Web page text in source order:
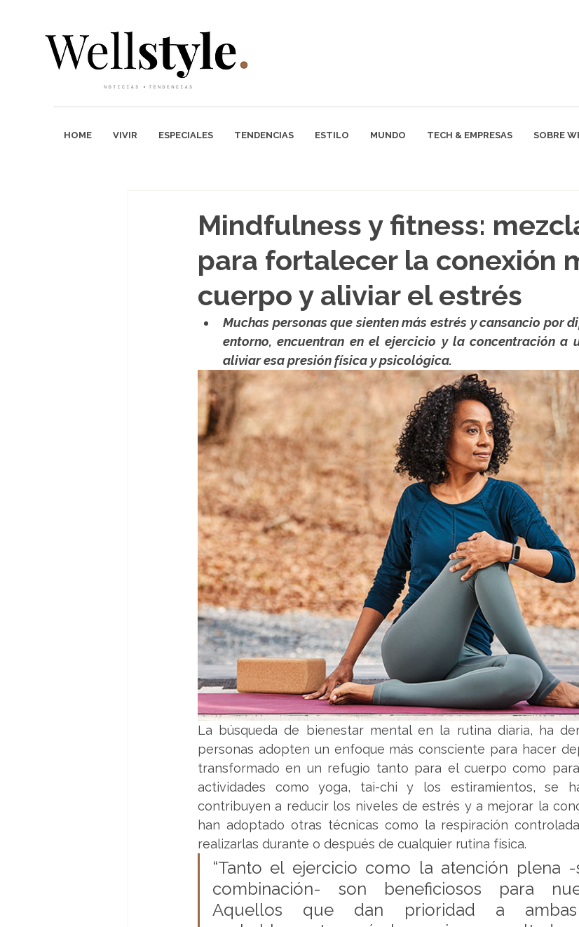
HOME VIVIR ESPECIALES TENDENCIAS ESTILO MUNDO TECH & EMPRESAS SOBRE
Mindfulness y fitness:
para fortalecer la conexión
cuerpo y aliviar el estrés
Muchas personas que sienten más estrés y cansancio por
entorno, encuentran en el ejercicio y la concentración a
aliviar esa presión física y psicológica.
La búsqueda de bienestar mental en la rutina diaria, ha
personas adopten un enfoque más consciente para hacer
transformado en un refugio tanto para el cuerpo como
actividades como yoga, tai-chi y los estiramientos, se
contribuyen a reducir los niveles de estrés y a mejorar la
han adoptado otras técnicas como la respiración
realizarlas durante o después de cualquier rutina física.
“Tanto el ejercicio como la atención plena
combinación- son beneficiosos para
Aquellos que dan prioridad a ambas